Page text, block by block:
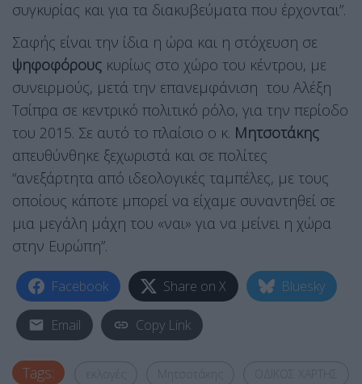
συγκυρίας και για τα διακυβεύματα που έρχονται”.
Σαφής είναι την ίδια η ώρα και η στόχευση σε
ψηφοφόρους κυρίως στο χώρο του κέντρου, με
συνειρμούς, μετά την επανεμφάνιση του Αλέξη
Τσίπρα σε κεντρικό πολιτικό ρόλο, για την περίοδο
του 2015. Σε αυτό το πλαίσιο ο κ. Μητσοτάκης
απευθύνθηκε ξεχωριστά και σε πολίτες
“ανεξάρτητα από ιδεολογικές ταμπέλες, με τους
οποίους κάποτε μπορεί να είχαμε συναντηθεί σε
μια μεγάλη μάχη του «ναι» για να μείνει η χώρα
στην Ευρώπη”.
Facebook Share on X Bluesky
Email Copy Link
Tags: